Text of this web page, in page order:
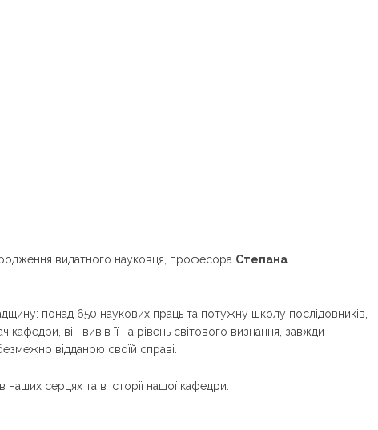
видатного науковця, професора Степана
понад 650 наукових праць та потужну школу послідовників,
кафедри, він вивів її на рівень світового визнання, завжди
відданою своїй справі.
серцях та в історії нашої кафедри.